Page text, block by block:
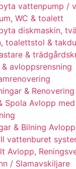
vattenpump /
WC & toalett
diskmaskin,
toalettstol &
&
avloppsrensning
&
Spola Avlopp med
& Bilning
vattenburet
Avlopp,
/ Slamavskiljare